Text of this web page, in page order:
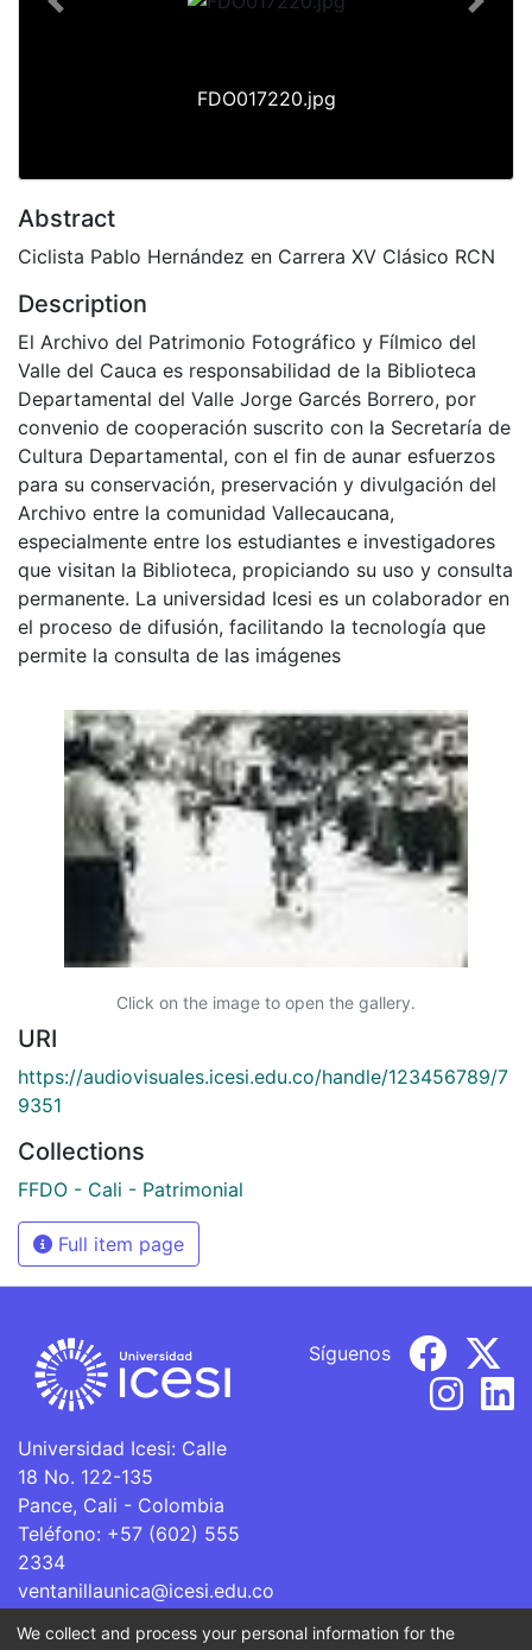
FDO017220.jpg
Previous Next
Abstract
Ciclista Pablo Hernández en Carrera XV Clásico RCN
Description
El Archivo del Patrimonio Fotográfico y Fílmico del
Valle del Cauca es responsabilidad de la Biblioteca
Departamental del Valle Jorge Garcés Borrero, por
convenio de cooperación suscrito con la Secretaría de
Cultura Departamental, con el fin de aunar esfuerzos
para su conservación, preservación y divulgación del
Archivo entre la comunidad Vallecaucana,
especialmente entre los estudiantes e investigadores
que visitan la Biblioteca, propiciando su uso y consulta
permanente. La universidad Icesi es un colaborador en
el proceso de difusión, facilitando la tecnología que
permite la consulta de las imágenes
Click on the image to open the gallery.
URI
https://audiovisuales.icesi.edu.co/handle/123456789/7
9351
Collections
FFDO - Cali - Patrimonial
Full item page
Universidad Icesi: Calle
18 No. 122-135
Pance, Cali - Colombia
Teléfono: +57 (602) 555
2334
ventanillaunica@icesi.edu.co
Síguenos
We collect and process your personal information for the